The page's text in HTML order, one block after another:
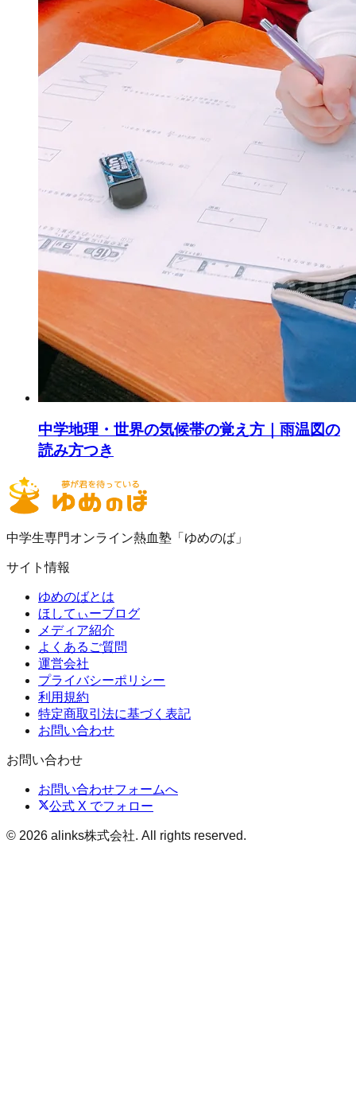
中学地理・世界の気候帯の覚え方｜雨温図の
読み方つき
中学生専門オンライン熱血塾「ゆめのば」
サイト情報
ゆめのばとは
ほしてぃーブログ
メディア紹介
よくあるご質問
運営会社
プライバシーポリシー
利用規約
特定商取引法に基づく表記
お問い合わせ
お問い合わせ
お問い合わせフォームへ
公式 X でフォロー
© 2026 alinks株式会社. All rights reserved.